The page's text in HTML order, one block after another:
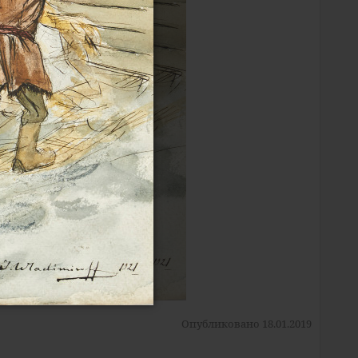
Опубликовано 18.01.2019